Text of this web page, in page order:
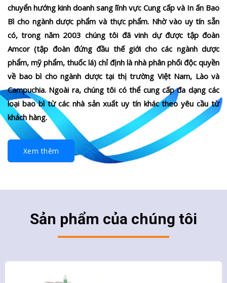
chuyển hướng kinh doanh sang lĩnh vực Cung cấp và In ấn Bao
Bì cho ngành dược phẩm và thực phẩm. Nhờ vào uy tín sẵn
có, trong năm 2003 chúng tôi đã vinh dự được tập đoàn
Amcor (tập đoàn đứng đầu thế giới cho các ngành dược
phẩm, mỹ phẩm, thuốc lá) chỉ định là nhà phân phối độc quyền
về bao bì cho ngành dược tại thị trường Việt Nam, Lào và
Campuchia. Ngoài ra, chúng tôi có thể cung cấp đa dạng các
loại bao bì từ các nhà sản xuất uy tín khác theo yêu cầu từ
khách hàng.
Xem thêm
Sản phẩm của chúng tôi